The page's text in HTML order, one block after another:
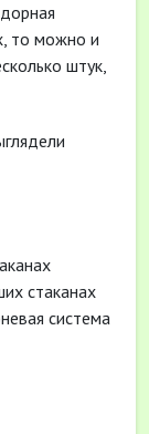
то можно и
штук,
стаканах
система